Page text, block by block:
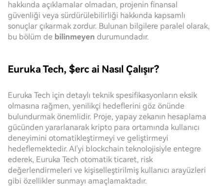
hakkında açıklamalar olmadan, projenin finansal
güvenliği veya sürdürülebilirliği hakkında kapsamlı
sonuçlar çıkarmak zordur. Bulunan bilgilere paralel olarak,
bu bölüm de bilinmeyen durumundadır.
Euruka Tech, $erc ai Nasıl Çalışır?
Euruka Tech için detaylı teknik spesifikasyonların eksik
olmasına rağmen, yenilikçi hedeflerini göz önünde
bulundurmak önemlidir. Proje, yapay zekanın hesaplama
gücünden yararlanarak kripto para ortamında kullanıcı
deneyimini otomatikleştirmeyi ve geliştirmeyi
hedeflemektedir. AI'yi blockchain teknolojisiyle entegre
ederek, Euruka Tech otomatik ticaret, risk
değerlendirmeleri ve kişiselleştirilmiş kullanıcı arayüzleri
gibi özellikler sunmayı amaçlamaktadır.